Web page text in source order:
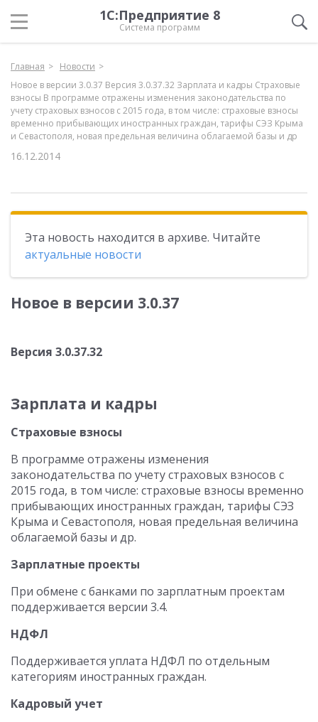
1С:Предприятие 8
Система программ
Главная
Новости
Новое в версии 3.0.37 Версия 3.0.37.32 Зарплата и кадры Страховые
взносы В программе отражены изменения законодательства по
учету страховых взносов с 2015 года, в том числе: страховые взносы
временно прибывающих иностранных граждан, тарифы СЭЗ Крыма
и Севастополя, новая предельная величина облагаемой базы и др
16.12.2014
Эта новость находится в архиве. Читайте
актуальные новости
Новое в версии 3.0.37
Версия 3.0.37.32
Зарплата и кадры
Страховые взносы
В программе отражены изменения
законодательства по учету страховых взносов с
2015 года, в том числе: страховые взносы временно
прибывающих иностранных граждан, тарифы СЭЗ
Крыма и Севастополя, новая предельная величина
облагаемой базы и др.
Зарплатные проекты
При обмене с банками по зарплатным проектам
поддерживается версии 3.4.
НДФЛ
Поддерживается уплата НДФЛ по отдельным
категориям иностранных граждан.
Кадровый учет